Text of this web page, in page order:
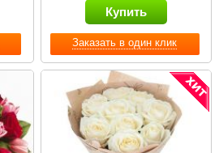
Заказать в один клик
Купить